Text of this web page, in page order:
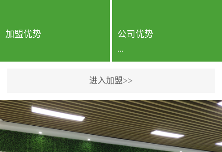
加盟优势 公司优势
...
专利保护优势、双甲资质
企业（“室内环境净化治理
甲级施工资质”“室内环境
污染治理资质等级证
进入加盟>>